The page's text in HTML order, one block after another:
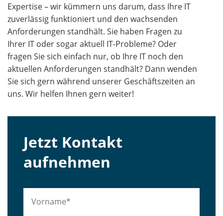
Expertise – wir kümmern uns darum, dass Ihre IT
zuverlässig funktioniert und den wachsenden
Anforderungen standhält. Sie haben Fragen zu
Ihrer IT oder sogar aktuell IT-Probleme? Oder
fragen Sie sich einfach nur, ob Ihre IT noch den
aktuellen Anforderungen standhält? Dann wenden
Sie sich gern während unserer Geschäftszeiten an
uns. Wir helfen Ihnen gern weiter!
Jetzt Kontakt
aufnehmen